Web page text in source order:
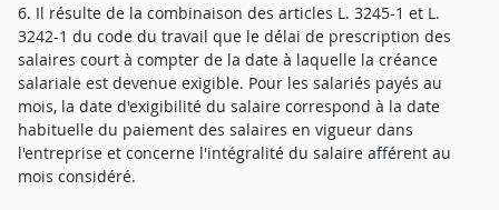
6. Il résulte de la combinaison des articles L. 3245-1 et L.
3242-1 du code du travail que le délai de prescription des
salaires court à compter de la date à laquelle la créance
salariale est devenue exigible. Pour les salariés payés au
mois, la date d'exigibilité du salaire correspond à la date
habituelle du paiement des salaires en vigueur dans
l'entreprise et concerne l'intégralité du salaire afférent au
mois considéré.